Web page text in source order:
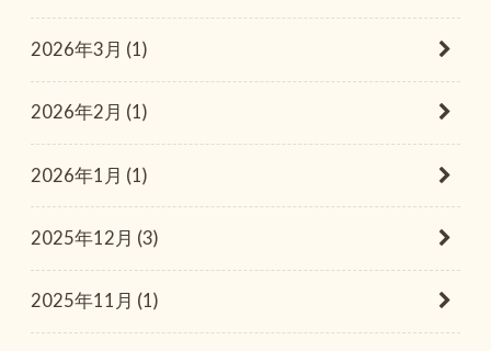
2026年3月 (1)
2026年2月 (1)
2026年1月 (1)
2025年12月 (3)
2025年11月 (1)